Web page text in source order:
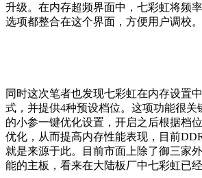
升级。在内存超频界面中，七彩虹将频
选项都整合在这个界面，方便用户调校。
同时这次笔者也发现七彩虹在内存设置
式，并提供4种预设档位。这项功能很关
的小参一键优化设置，开启之后根据档
优化，从而提高内存性能表现，目前
就是来源于此。目前市面上除了御三家
能的主板，看来在大陆板厂中七彩虹已经